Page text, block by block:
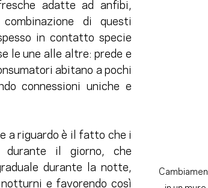
adatte ad anfibi,
di questi
in contatto specie
le une alle altre: prede e
abitano a pochi
connessioni uniche e
a riguardo è il fatto che i
durante il giorno, che
durante la notte,
e favorendo così